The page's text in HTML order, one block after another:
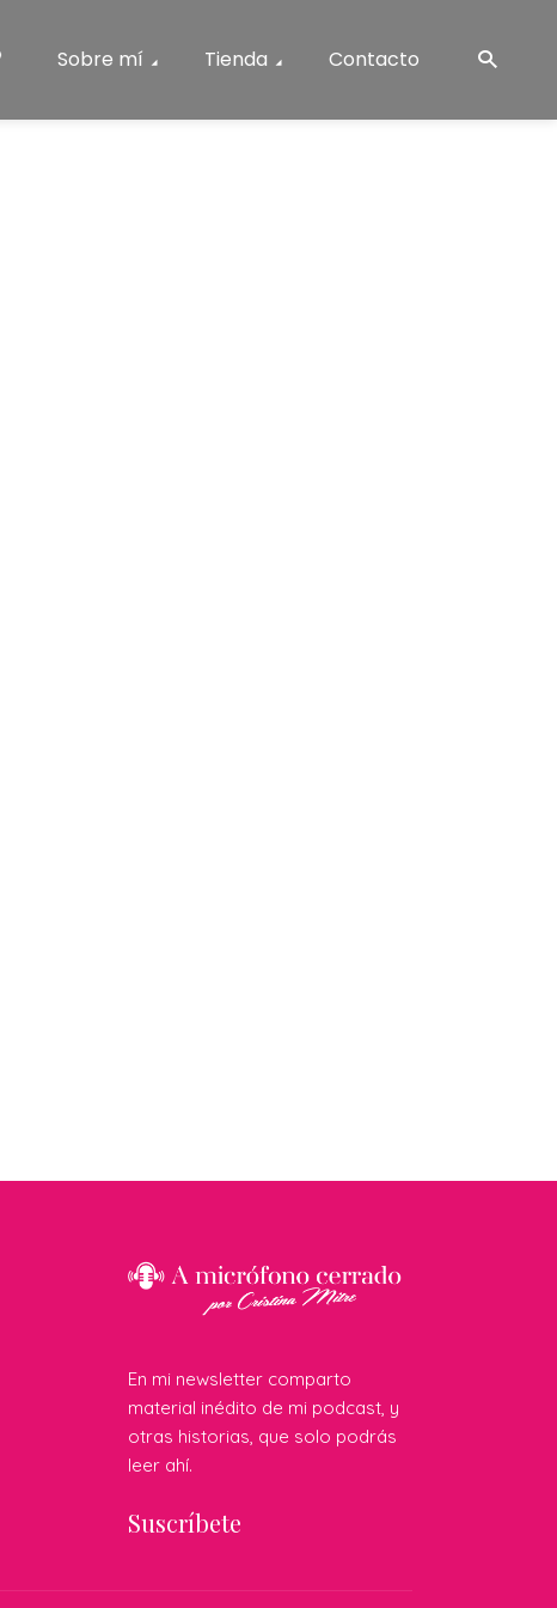
Sobre mí Tienda Contacto
En mi newsletter comparto
material inédito de mi podcast, y
otras historias, que solo podrás
leer ahí.
Suscríbete